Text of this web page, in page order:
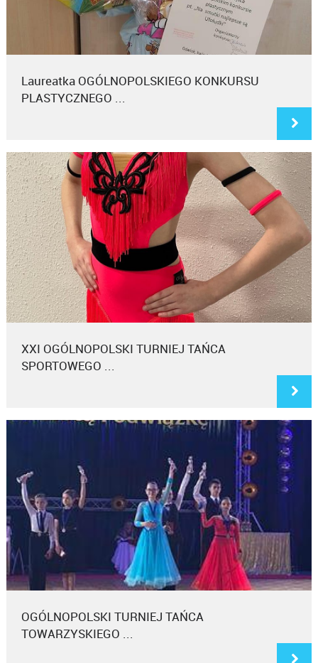
Laureatka OGÓLNOPOLSKIEGO KONKURSU
PLASTYCZNEGO ...
XXI OGÓLNOPOLSKI TURNIEJ TAŃCA
SPORTOWEGO ...
OGÓLNOPOLSKI TURNIEJ TAŃCA
TOWARZYSKIEGO ...